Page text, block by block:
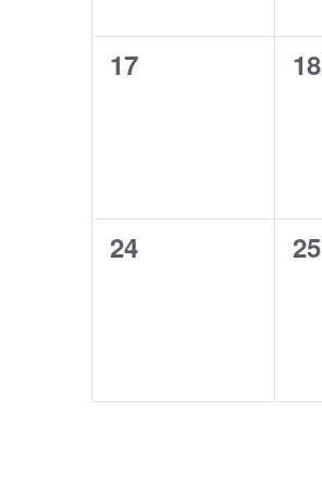
0
17
0
18
0
24
0
25